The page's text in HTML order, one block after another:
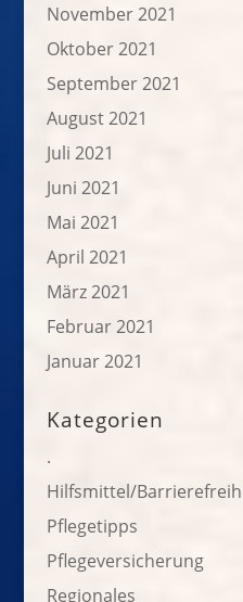
November 2021
Oktober 2021
September 2021
August 2021
Juli 2021
Juni 2021
Mai 2021
April 2021
März 2021
Februar 2021
Januar 2021
Kategorien
.
Hilfsmittel/
Pflegetipps
Pflegeversicherung
Regionales